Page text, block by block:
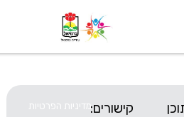
קישורים: מדיניות הפרטיות